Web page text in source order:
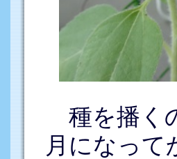
種を播く
月になって